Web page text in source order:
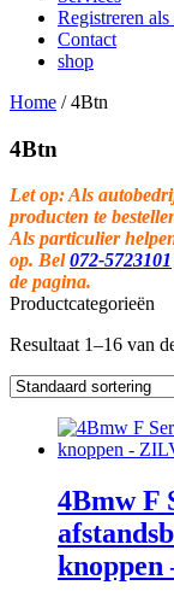
Registreren
Contact
shop
Home /4Btn
4Btn
Let op: Als
producten te
Als particulier
op. Bel072-5723101
de pagina.
Productcategorieën
Resultaat 1–16 van
4Bmw F